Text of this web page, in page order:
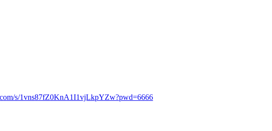
s/1vns87fZ0KnA1I1vjLkpYZw?pwd=6666